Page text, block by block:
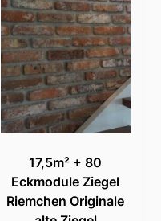
17,5m² + 80
Eckmodule Ziegel
Riemchen Originale